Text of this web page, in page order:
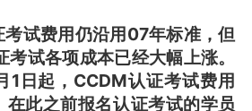
考试费用仍沿用07年标准，但
试各项成本已经大幅上涨。
1日起，CCDM认证考试费用
此之前报名认证考试的学员